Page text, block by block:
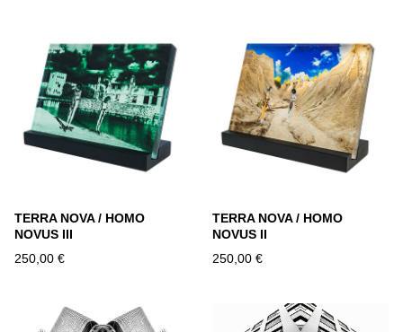
TERRA NOVA / HOMO
NOVUS III
250,00 €
TERRA NOVA / HOMO
NOVUS II
250,00 €